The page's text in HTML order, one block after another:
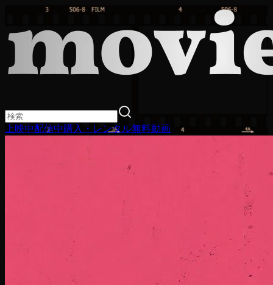
上映中配信中購入・レンタル無料動画